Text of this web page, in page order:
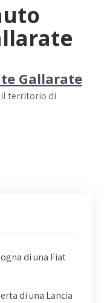
Gallarate
il territorio di
di una Fiat
di una Lancia